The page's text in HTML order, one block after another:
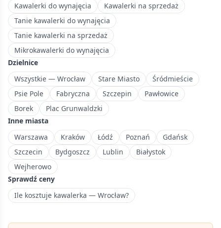
lub
inwestycja
pod
wynajem.
Największa
dzielnica
Wrocławia
z
dynamicznym
rozwojem
mieszkaniowym.
Kawalerki do wynajęcia
Kawalerki na sprzedaż
Tanie kawalerki do wynajęcia
Tanie kawalerki na sprzedaż
Mikrokawalerki do wynajęcia
Dzielnice
Wszystkie — Wrocław
Stare Miasto
Śródmieście
Psie Pole
Fabryczna Szczepin
Pawłowice
Borek
Plac Grunwaldzki
Inne miasta
Warszawa
Kraków Łódź Poznań
Gdańsk
Szczecin
Bydgoszcz Lublin
Białystok
Wejherowo
Sprawdź ceny
Ile kosztuje kawalerka — Wrocław?